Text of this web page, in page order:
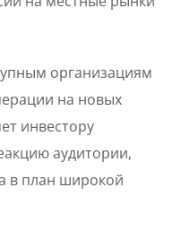
организациям
на новых
инвестору
аудитории,
в план широкой